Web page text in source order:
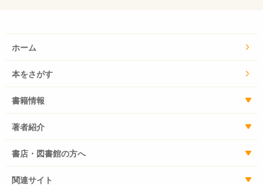
ホーム
本をさがす
書籍情報
著者紹介
書店・図書館の方へ
関連サイト